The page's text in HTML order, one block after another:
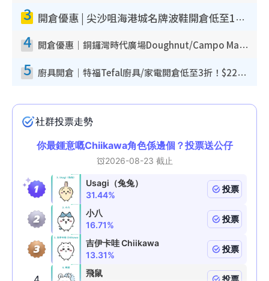
3 開倉優惠 | 尖沙咀海港城名牌波鞋開倉低至1折！On鞋$899起／Joy&Peace鞋履$98起
4 開倉優惠｜銅鑼灣時代廣場Doughnut/Campo Marzio開倉低至1折！背囊、書包、手袋劈價$200起
5 廚具開倉｜特福Tefal廚具/家電開倉低至3折！$220起買平底鍋/炒鑊/湯煲！電飯煲/吸塵機/燙斗$418起